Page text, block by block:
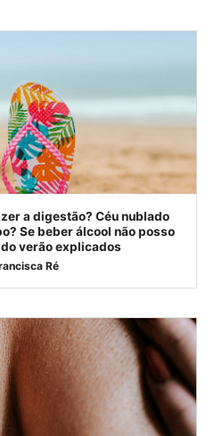
a digestão? Céu nublado
Se beber álcool não posso
verão explicados
Ré